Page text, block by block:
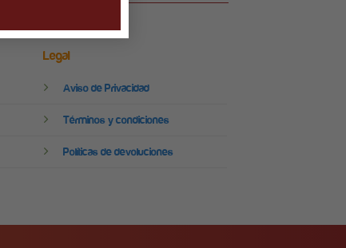
Legal
Aviso de Privacidad
Términos y condiciones
Políticas de devoluciones